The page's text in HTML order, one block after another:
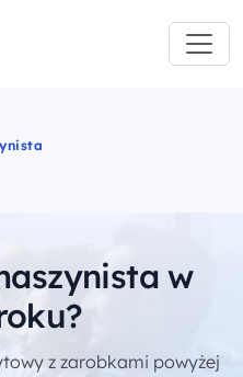
w
z zarobkami powyżej